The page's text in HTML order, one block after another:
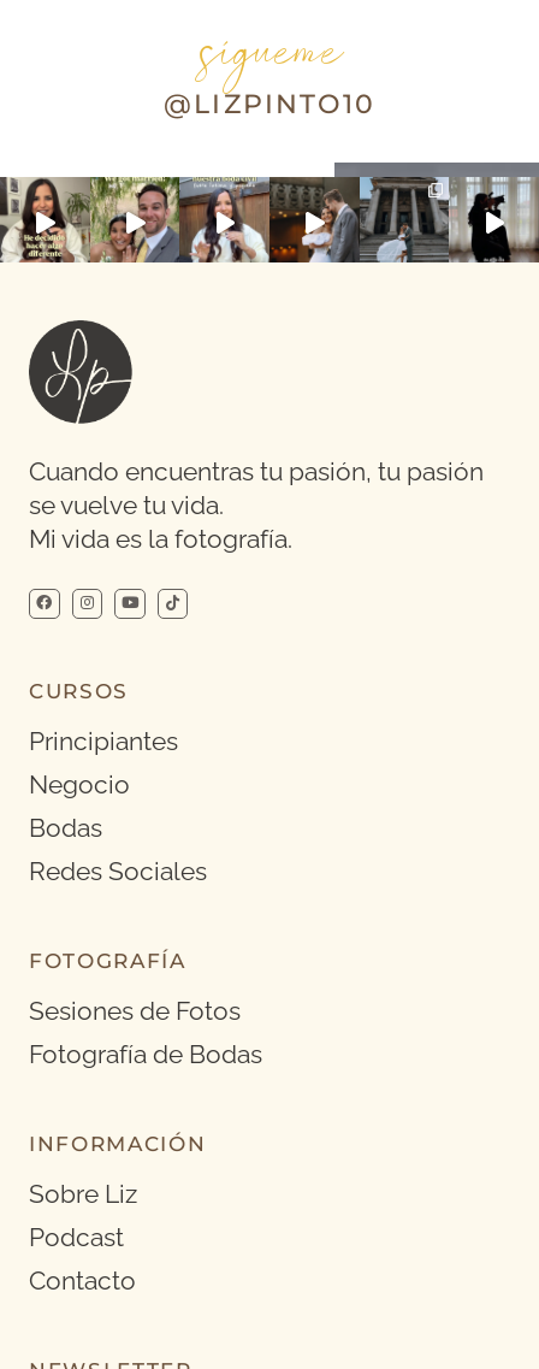
sígueme
@LIZPINTO10
Cuando encuentras tu pasión, tu pasión
se vuelve tu vida.
Mi vida es la fotografía.
CURSOS
Principiantes
Negocio
Bodas
Redes Sociales
FOTOGRAFÍA
Sesiones de Fotos
Fotografía de Bodas
INFORMACIÓN
Sobre Liz
Podcast
Contacto